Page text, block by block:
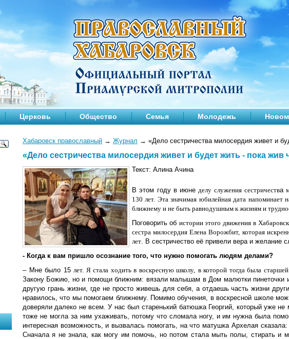
Церковь Общество Семья Молодежь
Хабаровск православный → Журнал → «Дело сестричества милосердия живет и
«Дело сестричества милосердия живет и будет жить - пока жив
Текст: Алина Ачина
В этом году в июнеделу служения сестричества
130 лет. Эта значимая юбилейная дата
ближнему и не быть равнодушным к жизням и
Поговорить об истории этого движения в
сестра милосердия Елена Ворожбит, которая
лет. В сестричество её привели вера и желание
- Когда к вам пришло осознание того, что нужно помогать людям делами?
– Мне было 15 лет. Я стала ходить в воскресную школу, в которой тогда была
Закону Божию, но и помощи ближним: вязали малышам в Дом малютки пинеточки
другую грань жизни, где не просто живешь для себя, а отдаешь часть жизни
нравилось, что мы помогаем ближнему. Помимо обучения, в воскресной школе
доверяли далеко не всем. У нас был старенький батюшка Георгий, который уже
тоже не могла за ним ухаживать, потому что сломала ногу, и им нужна была
интересная возможность, и вызвалась помогать, на что матушка Архелая
Сначала я не знала, как могу им помочь, но потом стала мыть полы, стирать и